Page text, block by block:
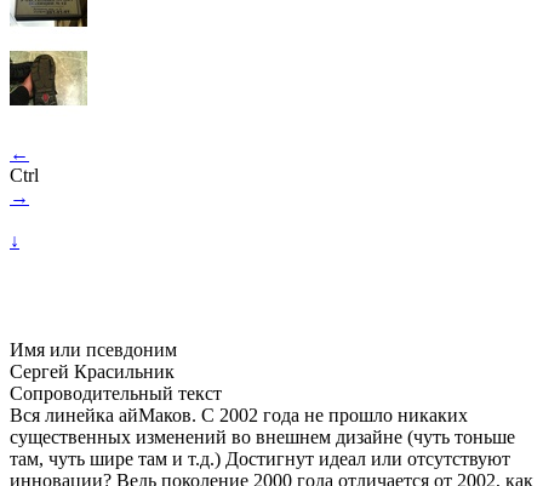
←
Ctrl
→
↓
Имя или псевдоним
Сергей Красильник
Сопроводительный текст
Вся линейка айМаков. С 2002 года не прошло никаких
существенных изменений во внешнем дизайне (чуть тоньше
там, чуть шире там и т.д.) Достигнут идеал или отсутствуют
инновации? Ведь поколение 2000 года отличается от 2002, как